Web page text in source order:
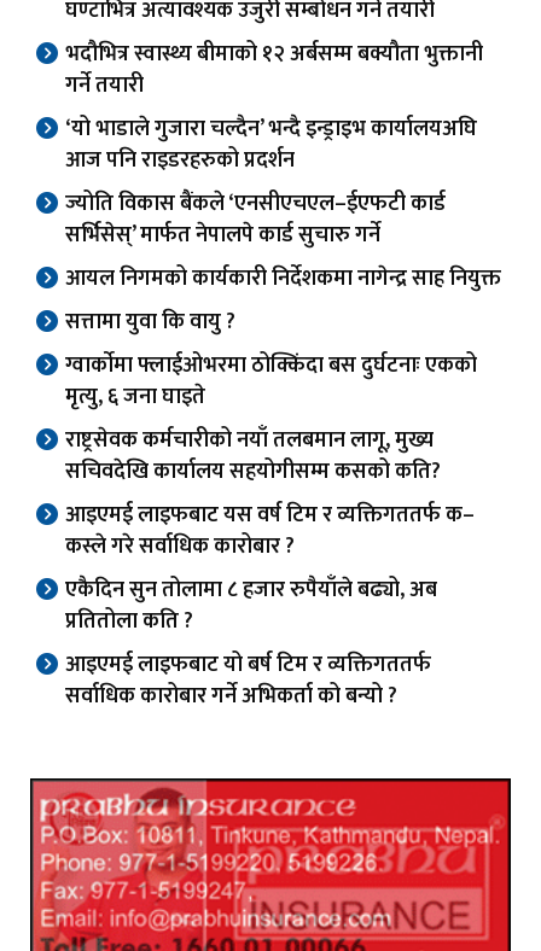
घण्टाभित्र अत्यावश्यक उजुरी सम्बोधन गर्ने तयारी
भदौभित्र स्वास्थ्य बीमाको १२ अर्बसम्म बक्यौता भुक्तानी
गर्ने तयारी
‘यो भाडाले गुजारा चल्दैन’ भन्दै इन्ड्राइभ कार्यालयअघि
आज पनि राइडरहरुको प्रदर्शन
ज्योति विकास बैंकले ‘एनसीएचएल–ईएफटी कार्ड
सर्भिसेस्’ मार्फत नेपालपे कार्ड सुचारु गर्ने
आयल निगमको कार्यकारी निर्देशकमा नागेन्द्र साह नियुक्त
सत्तामा युवा कि वायु ?
ग्वार्काेमा फ्लाईओभरमा ठोक्किंदा बस दुर्घटनाः एकको
मृत्यु, ६ जना घाइते
राष्ट्रसेवक कर्मचारीको नयाँ तलबमान लागू, मुख्य
सचिवदेखि कार्यालय सहयोगीसम्म कसको कति?
आइएमई लाइफबाट यस वर्ष टिम र व्यक्तिगततर्फ क–
कस्ले गरे सर्वाधिक कारोबार ?
एकैदिन सुन तोलामा ८ हजार रुपैयाँले बढ्यो, अब
प्रतितोला कति ?
आइएमई लाइफबाट यो बर्ष टिम र व्यक्तिगततर्फ
सर्वाधिक कारोबार गर्ने अभिकर्ता को बन्यो ?